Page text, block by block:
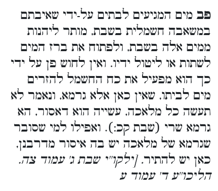
פב מים המגיעים לבתים על-ידי שאיבתם
במשאבה חשמלית בשבת, מותר ליהנות
ממים אלה בשבת, ולפתוח את ברז המים
לשתות או ליטול ידיו. ואין לחוש פן על ידי
כך הוא מפעיל את כח החשמל להזרים
מים לביתו, שאין כאן אלא גרמא, ונאמר לא
תעשה כל מלאכה, עשייה הוא דאסור, הא
גרמא שרי (שבת קכ:). ואפילו למי שסובר
שגרמא של מלאכה יש בה איסור מדרבנן,
כאן יש להתיר. [ילקו''י שבת ג' עמוד צה.
הליכו''ע ד' עמוד ע